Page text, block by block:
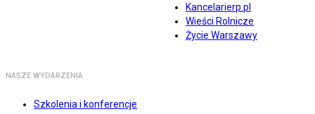
Kancelarierp.pl
Wieści Rolnicze
Życie Warszawy
NASZE WYDARZENIA
Szkolenia i konferencje